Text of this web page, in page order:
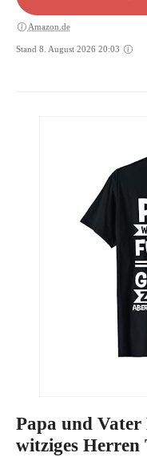
Amazon.de
Stand 8. August 2026 20:03
Papa und
witziges Herren